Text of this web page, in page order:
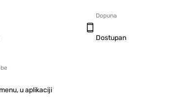
Dopuna
Dostupan
u aplikaciji